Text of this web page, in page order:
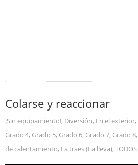
Colarse y reaccionar
¡Sin equipamiento!, Diversión, En el exterior,
Grado 4, Grado 5, Grado 6, Grado 7, Grado 8,
de calentamiento, La traes (La lleva), TODOS